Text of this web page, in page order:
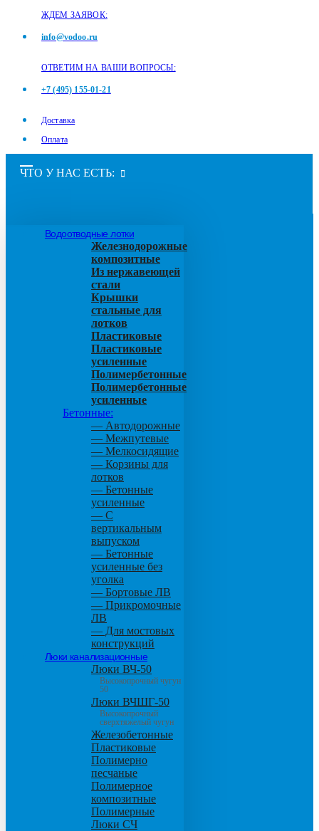
ЖДЕМ ЗАЯВОК:
info@vodoo.ru
ОТВЕТИМ НА ВАШИ ВОПРОСЫ:
+7 (495) 155-01-21
Доставка
Оплата
ЧТО У НАС ЕСТЬ:
Водоотводные лотки
Железнодорожные
композитные
Из нержавеющей
стали
Крышки
стальные для
лотков
Пластиковые
Пластиковые
усиленные
Полимербетонные
Полимербетонные
усиленные
Бетонные:
— Автодорожные
— Межпутевые
— Мелкосидящие
— Корзины для
лотков
— Бетонные
усиленные
— С
вертикальным
выпуском
— Бетонные
усиленные без
уголка
— Бортовые ЛВ
— Прикромочные
ЛВ
— Для мостовых
конструкций
Люки канализационные
Люки ВЧ-50
Высокопрочный чугун
50
Люки ВЧШГ-50
Высокопрочный
сверхтяжелый чугун
Железобетонные
Пластиковые
Полимерно
песчаные
Полимерное
композитные
Полимерные
Люки СЧ